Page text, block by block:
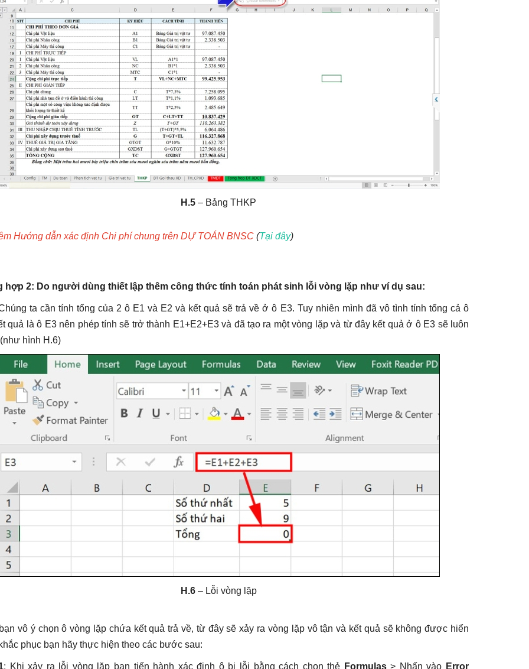
H.5 – Bảng THKP
Hướng dẫn xác định Chi phí chung trên DỰ TOÁN BNSC(Tại đây)
hợp 2: Do người dùng thiết lập thêm công thức tính toán phát sinh lỗi vòng lặp như ví dụ sau:
ta cần tính tổng của 2 ô E1 và E2 và kết quả sẽ trả về ở ô E3. Tuy nhiên mình đã vô tình tính tổng cả ô
quả là ô E3 nên phép tính sẽ trở thành E1+E2+E3 và đã tạo ra một vòng lặp và từ đây kết quả ở ô E3 sẽ luôn
hình H.6)
H.6– Lỗi vòng lặp
vô ý chọn ô vòng lặp chứa kết quả trả về, từ đây sẽ xảy ra vòng lặp vô tận và kết quả sẽ không được hiển
phục bạn hãy thực hiện theo các bước sau:
: Khi xảy ra lỗi vòng lặp bạn tiến hành xác định ô bị lỗi bằng cách chọn thẻ Formulas> Nhấn vào Error